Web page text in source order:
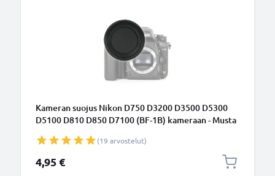
Kameran suojus Nikon D750 D3200 D3500 D5300
D5100 D810 D850 D7100 (BF-1B) kameraan - Musta
Mount - AF-S AF-P AI(19 arvostelut)
4,95 €